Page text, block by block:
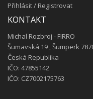
Přihlásit/ Registrovat
KONTAKT
Michal Rozbroj - FIRRO
Šumavská 19 , Šumperk
Česká Republika
IČO: 47855142
IČO: CZ7002175763